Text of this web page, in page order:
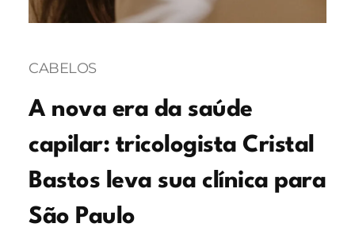
CABELOS
A nova era da saúde
capilar: tricologista Cristal
Bastos leva sua clínica para
São Paulo